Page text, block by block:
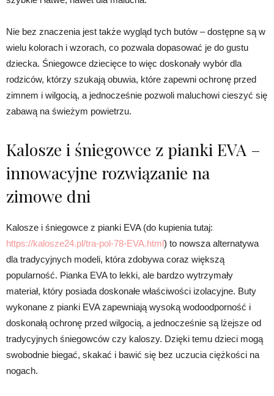
Nie bez znaczenia jest także wygląd tych butów – dostępne są w
wielu kolorach i wzorach, co pozwala dopasować je do gustu
dziecka. Śniegowce dziecięce to więc doskonały wybór dla
rodziców, którzy szukają obuwia, które zapewni ochronę przed
zimnem i wilgocią, a jednocześnie pozwoli maluchowi cieszyć się
zabawą na świeżym powietrzu.
Kalosze i śniegowce z pianki EVA –
innowacyjne rozwiązanie na
zimowe dni
Kalosze i śniegowce z pianki EVA (do kupienia tutaj:
https://kalosze24.pl/tra-pol-78-EVA.html) to nowsza alternatywa
dla tradycyjnych modeli, która zdobywa coraz większą
popularność. Pianka EVA to lekki, ale bardzo wytrzymały
materiał, który posiada doskonałe właściwości izolacyjne. Buty
wykonane z pianki EVA zapewniają wysoką wodoodporność i
doskonałą ochronę przed wilgocią, a jednocześnie są lżejsze od
tradycyjnych śniegowców czy kaloszy. Dzięki temu dzieci mogą
swobodnie biegać, skakać i bawić się bez uczucia ciężkości na
nogach.